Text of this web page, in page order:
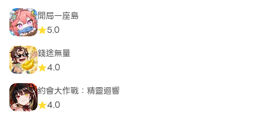
開局一座島
5.0
錢途無量
4.0
約會大作戰：精靈迴響
4.0